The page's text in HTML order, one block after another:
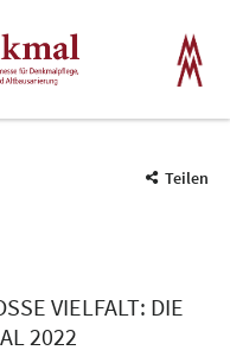
Teilen
VIELFALT: DIE A
2022